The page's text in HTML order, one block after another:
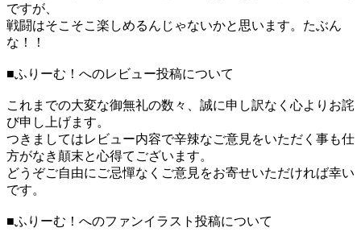
ですが、
戦闘はそこそこ楽しめるんじゃないかと思います。たぶん
な！！
■ふりーむ！へのレビュー投稿について
これまでの大変な御無礼の数々、誠に申し訳なく心よりお詫
び申し上げます。
つきましてはレビュー内容で辛辣なご意見をいただく事も仕
方がなき顛末と心得てございます。
どうぞご自由にご忌憚なくご意見をお寄せいただければ幸い
です。
■ふりーむ！へのファンイラスト投稿について